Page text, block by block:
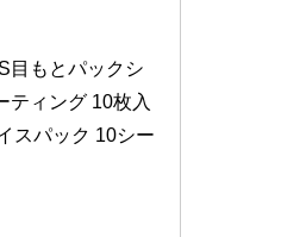
目もとパックシ
ティング 10枚入
スパック 10シー